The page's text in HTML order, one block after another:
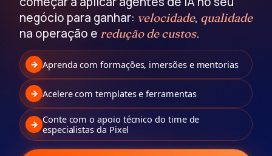
negócio para ganhar: velocidade, qualidade
na operação e redução de custos.
→ Aprenda com formações, imersões e mentorias
→ Acelere com templates e ferramentas
→ Conte com o apoio técnico do time de
especialistas da Pixel